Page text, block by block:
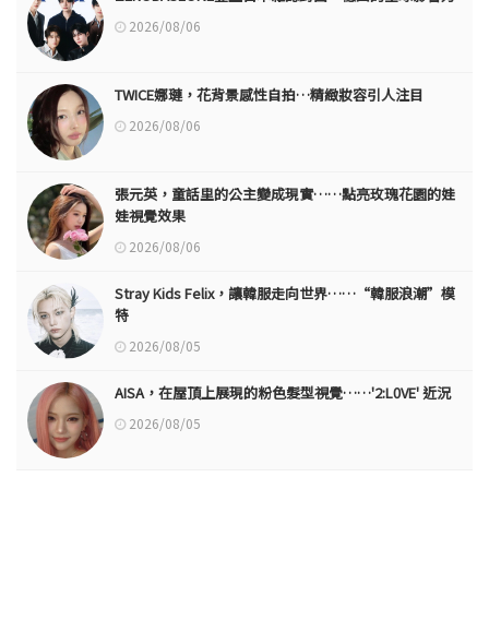
2026/08/06
TWICE娜璉，花背景感性自拍…精緻妝容引人注目
2026/08/06
張元英，童話里的公主變成現實……點亮玫瑰花園的娃
娃視覺效果
2026/08/06
Stray Kids Felix，讓韓服走向世界……“韓服浪潮”模
特
2026/08/05
AISA，在屋頂上展現的粉色髮型視覺……'2:L0VE' 近況
2026/08/05